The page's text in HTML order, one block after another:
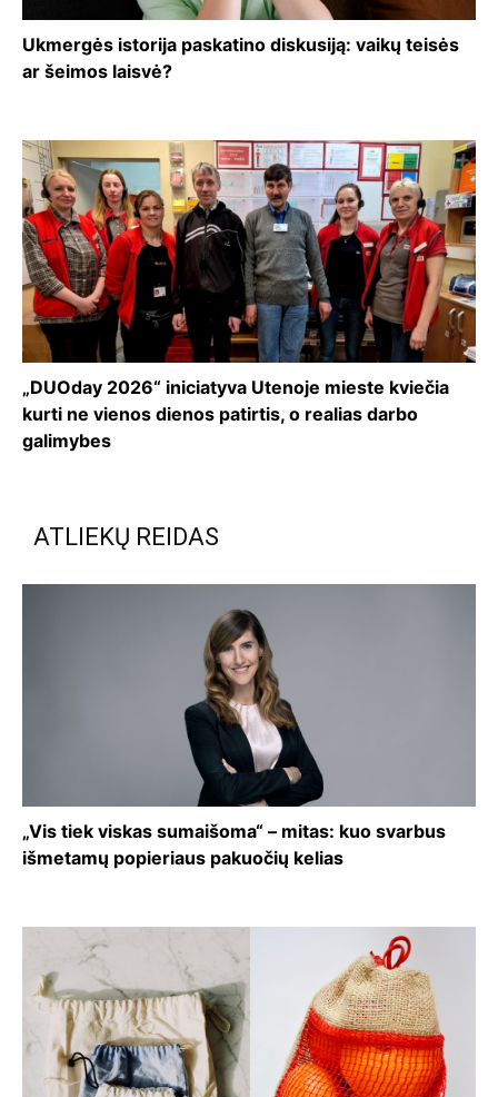
Ukmergės istorija paskatino diskusiją: vaikų teisės
ar šeimos laisvė?
„DUOday 2026“ iniciatyva Utenoje mieste kviečia
kurti ne vienos dienos patirtis, o realias darbo
galimybes
ATLIEKŲ REIDAS
„Vis tiek viskas sumaišoma“ – mitas: kuo svarbus
išmetamų popieriaus pakuočių kelias